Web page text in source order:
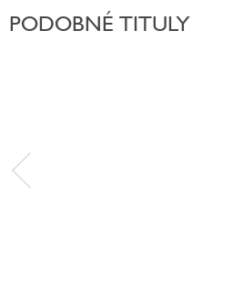
PODOBNÉ TITULY